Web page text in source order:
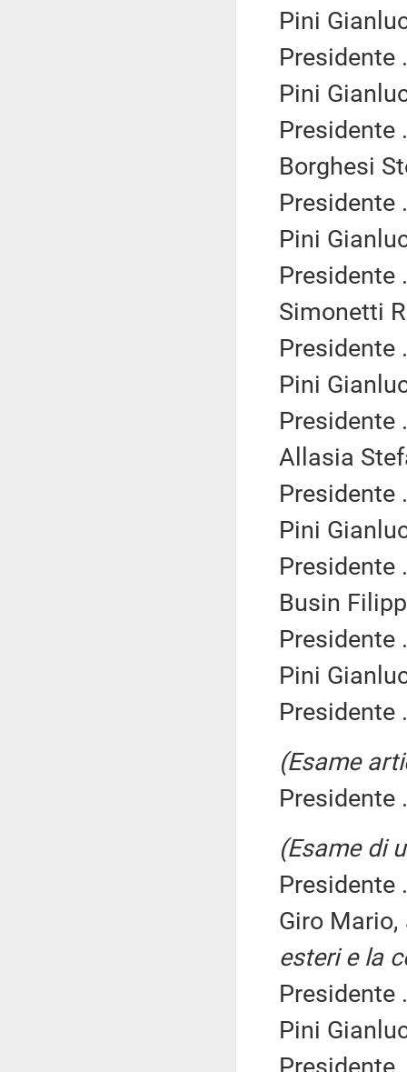
Pini
Presidente
Pini
Presidente
Borghesi
Presidente
Pini
Presidente
Simonetti
Presidente
Pini
Presidente
Allasia
Presidente
Pini
Presidente
Busin
Presidente
Pini
Presidente
(Esame
Presidente
(Esame di
Presidente
Giro Mario,
esteri e la
Presidente
Pini